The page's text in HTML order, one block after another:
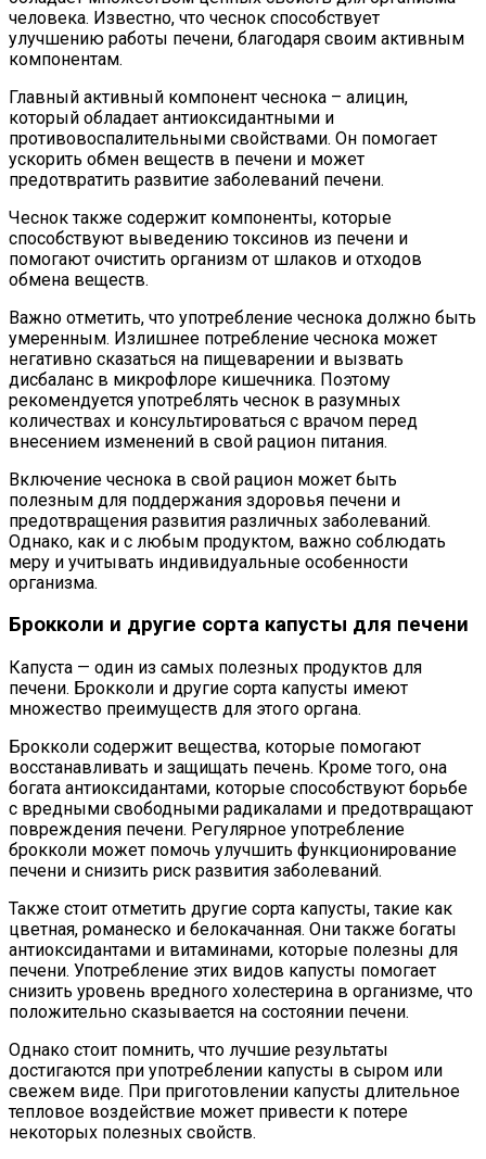
человека. Известно, что чеснок способствует
улучшению работы печени, благодаря своим активным
компонентам.
Главный активный компонент чеснока – алицин,
который обладает антиоксидантными и
противовоспалительными свойствами. Он помогает
ускорить обмен веществ в печени и может
предотвратить развитие заболеваний печени.
Чеснок также содержит компоненты, которые
способствуют выведению токсинов из печени и
помогают очистить организм от шлаков и отходов
обмена веществ.
Важно отметить, что употребление чеснока должно быть
умеренным. Излишнее потребление чеснока может
негативно сказаться на пищеварении и вызвать
дисбаланс в микрофлоре кишечника. Поэтому
рекомендуется употреблять чеснок в разумных
количествах и консультироваться с врачом перед
внесением изменений в свой рацион питания.
Включение чеснока в свой рацион может быть
полезным для поддержания здоровья печени и
предотвращения развития различных заболеваний.
Однако, как и с любым продуктом, важно соблюдать
меру и учитывать индивидуальные особенности
организма.
Брокколи и другие сорта капусты для печени
Капуста — один из самых полезных продуктов для
печени. Брокколи и другие сорта капусты имеют
множество преимуществ для этого органа.
Брокколи содержит вещества, которые помогают
восстанавливать и защищать печень. Кроме того, она
богата антиоксидантами, которые способствуют борьбе
с вредными свободными радикалами и предотвращают
повреждения печени. Регулярное употребление
брокколи может помочь улучшить функционирование
печени и снизить риск развития заболеваний.
Также стоит отметить другие сорта капусты, такие как
цветная, романеско и белокачанная. Они также богаты
антиоксидантами и витаминами, которые полезны для
печени. Употребление этих видов капусты помогает
снизить уровень вредного холестерина в организме, что
положительно сказывается на состоянии печени.
Однако стоит помнить, что лучшие результаты
достигаются при употреблении капусты в сыром или
свежем виде. При приготовлении капусты длительное
тепловое воздействие может привести к потере
некоторых полезных свойств.